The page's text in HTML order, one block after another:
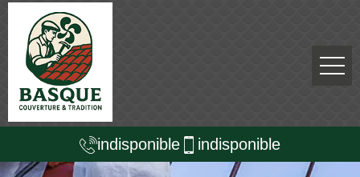
indisponible indisponible